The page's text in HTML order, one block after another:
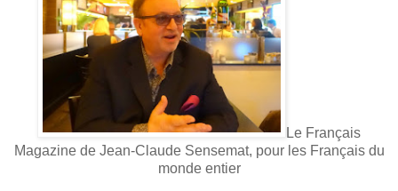
Le Français
Magazine de Jean-Claude Sensemat, pour les Français du
monde entier